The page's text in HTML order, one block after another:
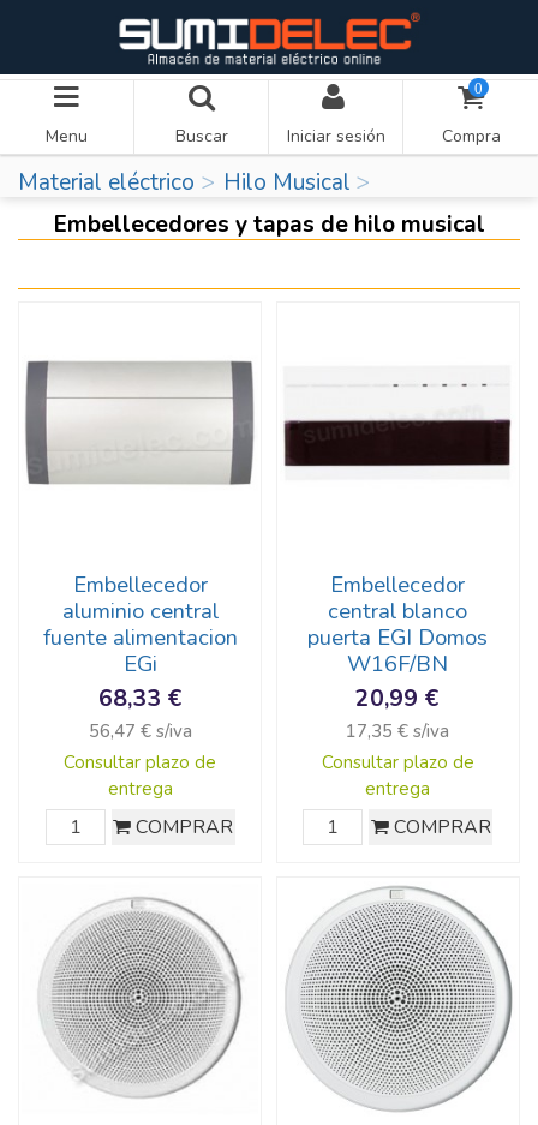
Menu Buscar Iniciar sesión
0
Compra
Material eléctrico
Hilo Musical
Embellecedores y tapas de hilo musical
Embellecedor
aluminio central
fuente alimentacion
EGi
68,33 €
56,47 € s/iva
Consultar plazo de
entrega
COMPRAR
Embellecedor
central blanco
puerta EGI Domos
W16F/BN
20,99 €
17,35 € s/iva
Consultar plazo de
entrega
COMPRAR